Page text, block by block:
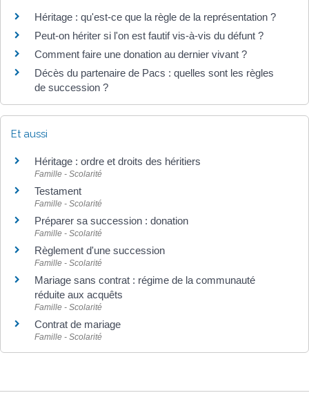
Héritage : qu'est-ce que la règle de la représentation ?
Peut-on hériter si l'on est fautif vis-à-vis du défunt ?
Comment faire une donation au dernier vivant ?
Décès du partenaire de Pacs : quelles sont les règles
de succession ?
Et aussi
Héritage : ordre et droits des héritiers
Famille - Scolarité
Testament
Famille - Scolarité
Préparer sa succession : donation
Famille - Scolarité
Règlement d'une succession
Famille - Scolarité
Mariage sans contrat : régime de la communauté
réduite aux acquêts
Famille - Scolarité
Contrat de mariage
Famille - Scolarité